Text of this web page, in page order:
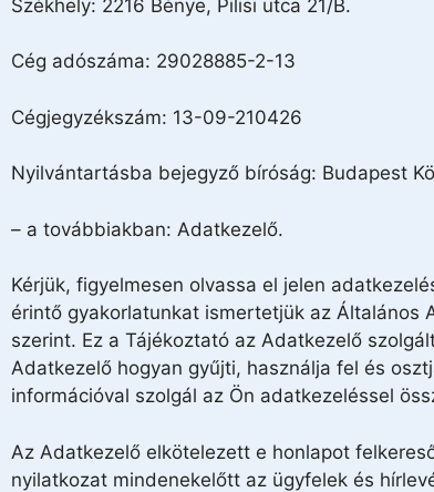
Székhely: 2216 Bénye, Pilisi utca 21/B.
Cég adószáma: 29028885-2-13
Cégjegyzékszám: 13-09-210426
Nyilvántartásba bejegyző bíróság: Budapest
– a továbbiakban: Adatkezelő.
Kérjük, figyelmesen olvassa el jelen
érintő gyakorlatunkat ismertetjük az Általános
szerint. Ez a Tájékoztató az Adatkezelő
Adatkezelő hogyan gyűjti, használja fel és
információval szolgál az Ön adatkezeléssel
Az Adatkezelő elkötelezett e honlapot
nyilatkozat mindenekelőtt az ügyfelek és